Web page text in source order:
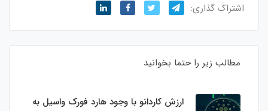
اشتراک گذاری:
مطالب زیر را حتما بخوانید
ارزش کاردانو با وجود هارد فورک واسیل به